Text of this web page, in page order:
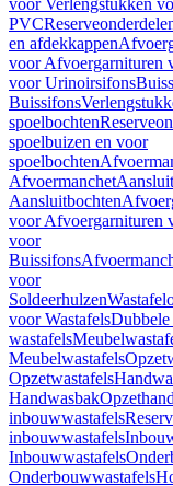
voor Verlengstukken
PVC
en afdekkappen
voor Afvoergarnituren
voor Urinoirsifons
Buissifons
spoelbochten
spoelbuizen en voor
spoelbochten
Afvoermanchet
Aansluitbochten
voor Afvoergarnituren
voor
Buissifons
voor
Soldeerhulzen
voor WastafelsDubbele
wastafels
Meubelwastafels
Opzetwastafels
Handwasbak
inbouwwastafels
inbouwwastafels
Inbouwwastafels
Onderbouwwastafels